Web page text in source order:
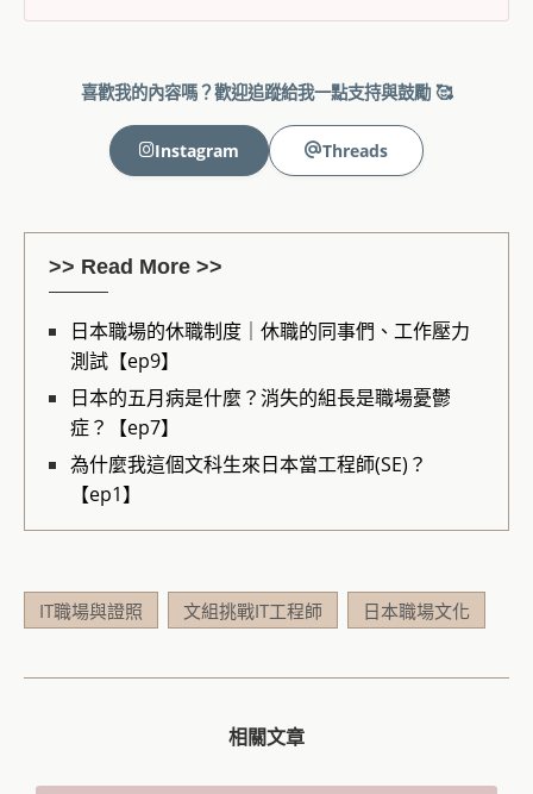
喜歡我的內容嗎？歡迎追蹤給我一點支持與鼓勵 🥰
Instagram Threads
>> Read More >>
日本職場的休職制度｜休職的同事們、工作壓力
測試【ep9】
日本的五月病是什麼？消失的組長是職場憂鬱
症？【ep7】
為什麼我這個文科生來日本當工程師(SE)？
【ep1】
IT職場與證照 文組挑戰IT工程師 日本職場文化
相關文章